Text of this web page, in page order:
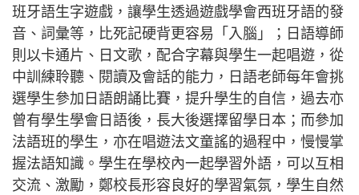
班牙語生字遊戲，讓學生透過遊戲學會西班牙語的發
音、詞彙等，比死記硬背更容易「入腦」；日語導師
則以卡通片、日文歌，配合字幕與學生一起唱遊，從
中訓練聆聽、閱讀及會話的能力，日語老師每年會挑
選學生參加日語朗誦比賽，提升學生的自信，過去亦
曾有學生學會日語後，長大後選擇留學日本；而參加
法語班的學生，亦在唱遊法文童謠的過程中，慢慢掌
握法語知識。學生在學校內一起學習外語，可以互相
交流、激勵，鄭校長形容良好的學習氣氛，學生自然